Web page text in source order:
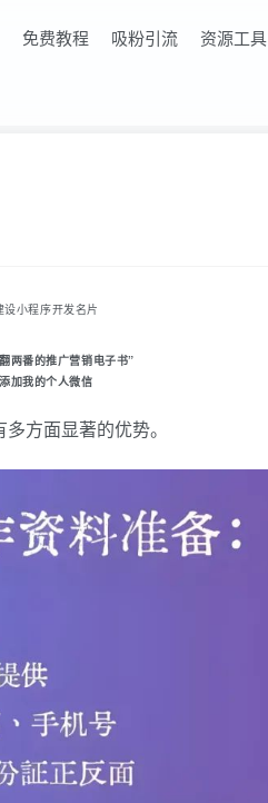
免费教程 吸粉引流 资源工具
设小程序开发名片
两番的推广营销电子书”
加我的个人微信
方面显著的优势。